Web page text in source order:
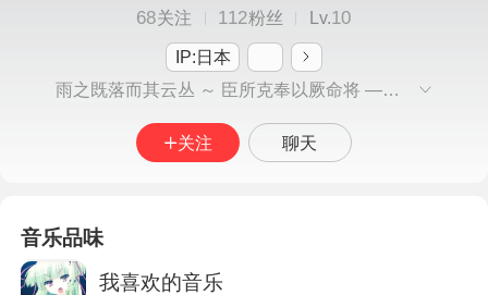
68关注 112粉丝 Lv.10
IP:日本
雨之既落而其云丛 ～ 臣所克奉以厥命将 —— 雨ノ既ニ落ツルコトニシテ其ノ雲ヲ叢レシメ 臣ノ克ク奉ズル所ハ以テ厥ノ命ヲ将ハン
关注 聊天
音乐品味
我喜欢的音乐